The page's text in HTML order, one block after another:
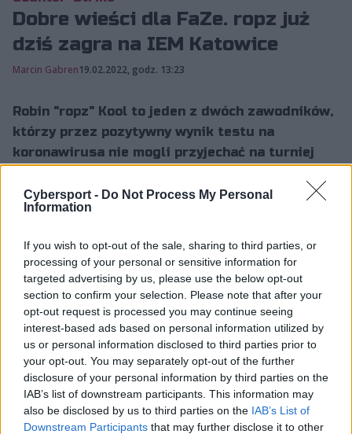
Cybersport - Do Not Process My Personal
Information
If you wish to opt-out of the sale, sharing to third parties, or
processing of your personal or sensitive information for
targeted advertising by us, please use the below opt-out
section to confirm your selection. Please note that after your
opt-out request is processed you may continue seeing
interest-based ads based on personal information utilized by
us or personal information disclosed to third parties prior to
your opt-out. You may separately opt-out of the further
disclosure of your personal information by third parties on the
IAB’s list of downstream participants. This information may
also be disclosed by us to third parties on the IAB’s List of
Downstream Participants that may further disclose it to other
Dobre wieści dla FaZe. ropz już
dziś zagra na IEM Katowice
Marcin Gabren19.02.2022, godz. 13:23
Robin "ropz" Kool to jeden z dwóch zawodników,
którzy przez pozytywny wynik testu na
koronawirusa nie mogli przyjechać na turniej
2022. Zawodnik FaZe Clanu jest już jednak
zdrowy i dziś dołączył do kolegów w stolicy
Estończyk zachorował 10 stycznia podczas bootcampu
FaZe w warszawskim Esports Performance Center. W
związku z tym trafił oczywiście na kwarantannę.
Pierwotnie zapowiadano, iż po jej zakończeniu ropz
najpierw wróci do swojego kraju, by przejść badania i w
przypadku powtórnego pozytywnego wyniku testu nie
utknąć w Polsce na kolejny tydzień. Wygląda jednak na
to, iż postanowiono podjąć ryzyko. –W nocy